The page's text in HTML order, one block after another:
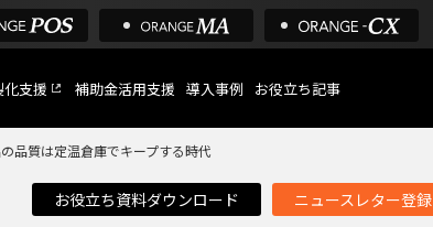
化支援 補助金活用支援 導入事例 お役立ち記事
品質は定温倉庫でキープする時代
お役立ち資料ダウンロード ニュースレター登録